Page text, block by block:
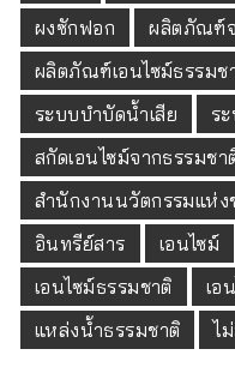
ผงซักฟอก
ผลิตภัณฑ์
ผลิตภัณฑ์เอนไซม์ธรรมช
ระบบบำบัดน้ำเสีย
ร
สกัดเอนไซม์จากธรรมชา
สำนักงานนวัตกรรมแห่ง
อินทรีย์สาร
เอนไซม์
เอนไซม์ธรรมชาติ
เอ
แหล่งน้ำธรรมชาติ
ไ